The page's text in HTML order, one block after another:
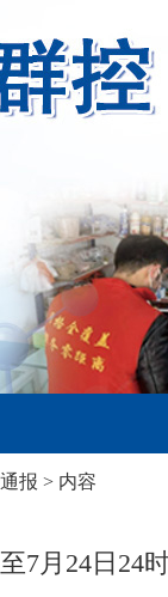
报 > 内容
7月24日24